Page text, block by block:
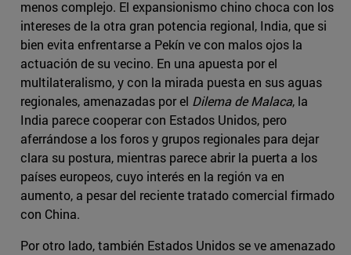
menos complejo. El expansionismo chino choca con los
intereses de la otra gran potencia regional, India, que si
bien evita enfrentarse a Pekín ve con malos ojos la
actuación de su vecino. En una apuesta por el
multilateralismo, y con la mirada puesta en sus aguas
regionales, amenazadas por el Dilema de Malaca, la
India parece cooperar con Estados Unidos, pero
aferrándose a los foros y grupos regionales para dejar
clara su postura, mientras parece abrir la puerta a los
países europeos, cuyo interés en la región va en
aumento, a pesar del reciente tratado comercial firmado
con China.
Por otro lado, también Estados Unidos se ve amenazado